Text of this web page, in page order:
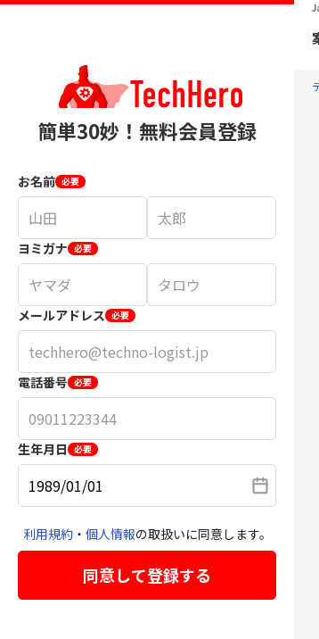
簡単30妙！無料会員登録
お名前 必要
ヨミガナ 必要
メールアドレス 必要
電話番号 必要
生年月日 必要
利用規約・ 個人情報の取扱いに同意します。
同意して登録する